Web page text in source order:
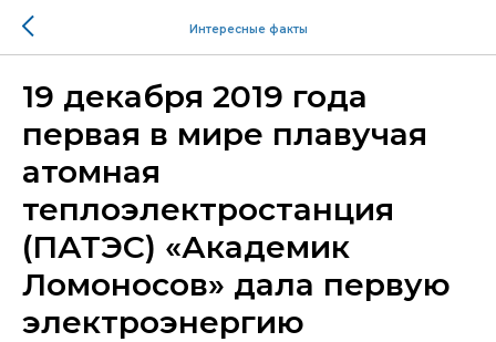
Интересные факты
19 декабря 2019 года
первая в мире плавучая
атомная
теплоэлектростанция
(ПАТЭС) «Академик
Ломоносов» дала первую
электроэнергию